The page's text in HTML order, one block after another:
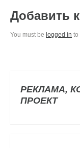
Добавить
You must be logged in to
РЕКЛАМА,
ПРОЕКТ